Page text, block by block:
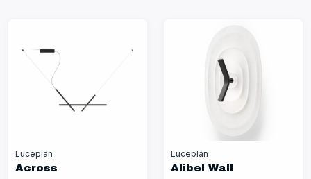
Luceplan
Across
Luceplan
Alibel Wall